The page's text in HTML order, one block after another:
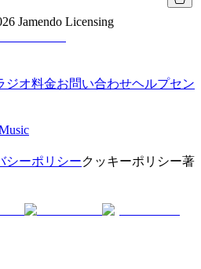
Jamendo Licensing
ジオ料金お問い合わせヘルプセン
シーポリシークッキーポリシー著